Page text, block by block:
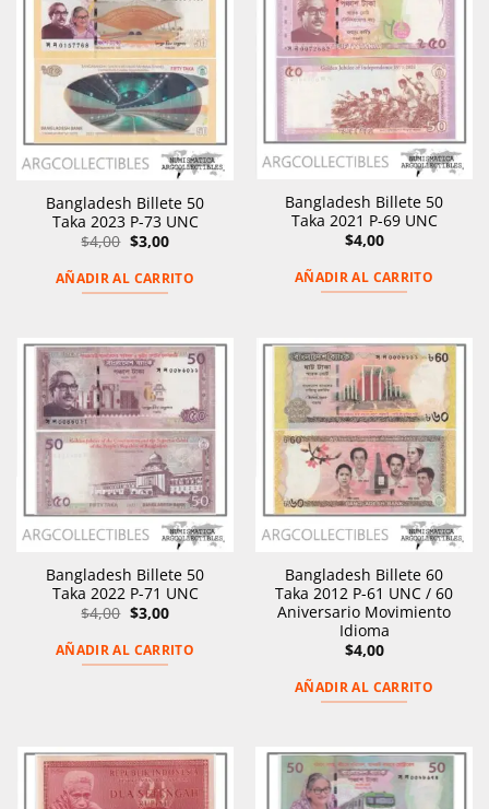
Bangladesh Billete 50
Taka 2023 P-73 UNC
$4,00 El
precio
era:
$4,00.
$3,00El
precio
es:
$3,00.
AÑADIR AL CARRITO
Bangladesh Billete 50
Taka 2021 P-69 UNC
$4,00
AÑADIR AL CARRITO
Bangladesh Billete 50
Taka 2022 P-71 UNC
$4,00 El
precio
original
era:
$4,00.
$3,00El
actual
es:
$3,00.
AÑADIR AL CARRITO
Bangladesh Billete 60
Taka 2012 P-61 UNC / 60
Aniversario Movimiento
Idioma
$4,00
AÑADIR AL CARRITO